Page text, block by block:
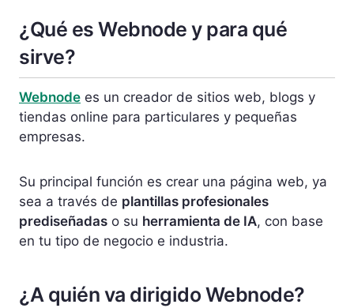
¿Qué es Webnode y para qué
sirve?
Webnode es un creador de sitios web, blogs y
tiendas online para particulares y pequeñas
empresas.
Su principal función es crear una página web, ya
sea a través de plantillas profesionales
prediseñadas o su herramienta de IA, con base
en tu tipo de negocio e industria.
¿A quién va dirigido Webnode?